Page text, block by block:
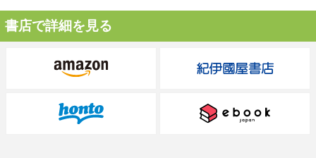
書店で詳細を見る